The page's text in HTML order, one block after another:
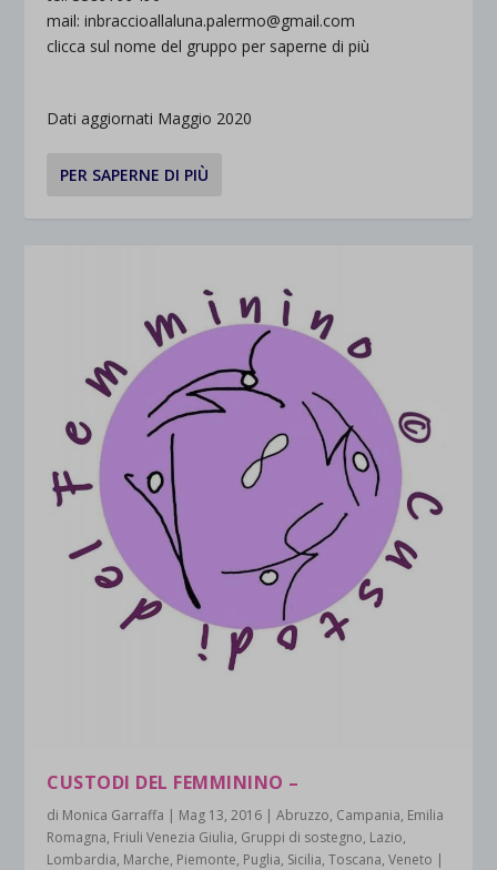
mail: inbraccioallaluna.palermo@gmail.com
clicca sul nome del gruppo per saperne di più
Dati aggiornati Maggio 2020
PER SAPERNE DI PIÙ
CUSTODI DEL FEMMININO –
di Monica Garraffa | Mag 13, 2016 |Abruzzo, Campania, Emilia
Romagna, Friuli Venezia Giulia, Gruppi di sostegno, Lazio,
Lombardia, Marche, Piemonte, Puglia, Sicilia,Toscana,Veneto |